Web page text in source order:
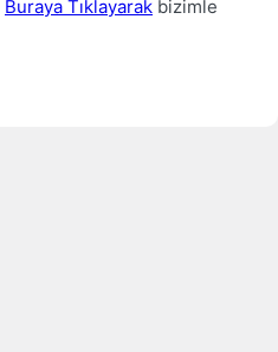
Buraya Tıklayarak bizimle